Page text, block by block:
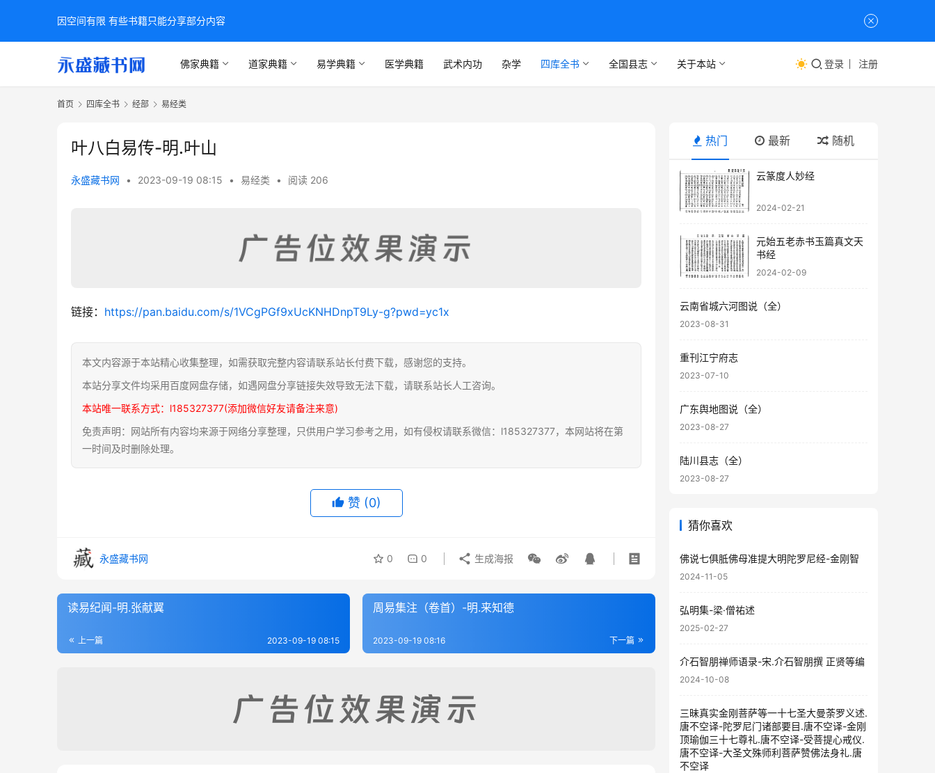
佛家典籍 道家典籍 易学典籍 医学典籍 武术内功 杂学 四库全书 全国县志 关于本站 登录 注册
首页 四库全书 经部 易经类
叶八白易传-明.叶山
永盛藏书网 • 2023-09-19 08:15 • 易经类 • 阅读 206
链接： https://pan.baidu.com/s/1VCgPGf9xUcKNHDnpT9Ly-g?pwd=yc1x
本文内容源于本站精心收集整理，如需获取完整内容请联系站长付费下载，感谢您的支持。
本站分享文件均采用百度网盘存储，如遇网盘分享链接失效导致无法下载，请联系站长人工咨询。
本站唯一联系方式：l185327377(添加微信好友请备注来意)
免责声明：网站所有内容均来源于网络分享整理，只供用户学习参考之用，如有侵权请联系微信：l185327377，本网站将在第
一时间及时删除处理。
赞 (0)
永盛藏书网 0 0 生成海报
读易纪闻-明.张献翼
上一篇 2023-09-19 08:15
周易集注（卷首）-明.来知德
下一篇
2023-09-19 08:16
热门 最新 随机
云篆度人妙经
2024-02-21
元始五老赤书玉篇真文天
书经
2024-02-09
云南省城六河图说（全）
2023-08-31
重刊江宁府志
2023-07-10
广东舆地图说（全）
2023-08-27
陆川县志（全）
2023-08-27
猜你喜欢
佛说七俱胝佛母准提大明陀罗尼经-金刚智
2024-11-05
弘明集-梁·僧祐述
2025-02-27
介石智朋禅师语录-宋.介石智朋撰 正贤等编
2024-10-08
三昧真实金刚菩萨等一十七圣大曼荼罗义述.
唐不空译-陀罗尼门诸部要目.唐不空译-金刚
顶瑜伽三十七尊礼.唐不空译-受菩提心戒仪.
唐不空译-大圣文殊师利菩萨赞佛法身礼.唐
不空译
因空间有限 有些书籍只能分享部分内容